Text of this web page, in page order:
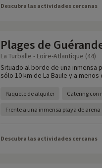
Descubra las actividades cercanas
Plages de
La Turballe - Loire-Atlantique (44)
Situado al borde de una inmensa
sólo 10 km de La Baule y a
Paquete de alquiler Catering con
Frente a una inmensa playa de arena
Descubra las actividades cercanas